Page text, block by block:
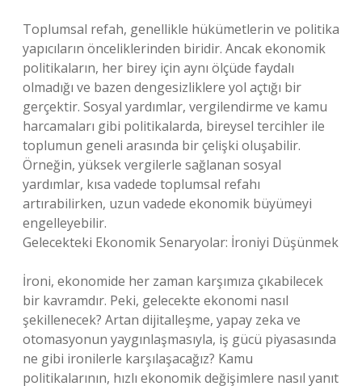
Toplumsal refah, genellikle hükümetlerin ve politika
yapıcıların önceliklerinden biridir. Ancak ekonomik
politikaların, her birey için aynı ölçüde faydalı
olmadığı ve bazen dengesizliklere yol açtığı bir
gerçektir. Sosyal yardımlar, vergilendirme ve kamu
harcamaları gibi politikalarda, bireysel tercihler ile
toplumun geneli arasında bir çelişki oluşabilir.
Örneğin, yüksek vergilerle sağlanan sosyal
yardımlar, kısa vadede toplumsal refahı
artırabilirken, uzun vadede ekonomik büyümeyi
engelleyebilir.
Gelecekteki Ekonomik Senaryolar: İroniyi Düşünmek
İroni, ekonomide her zaman karşımıza çıkabilecek
bir kavramdır. Peki, gelecekte ekonomi nasıl
şekillenecek? Artan dijitalleşme, yapay zeka ve
otomasyonun yaygınlaşmasıyla, iş gücü piyasasında
ne gibi ironilerle karşılaşacağız? Kamu
politikalarının, hızlı ekonomik değişimlere nasıl yanıt